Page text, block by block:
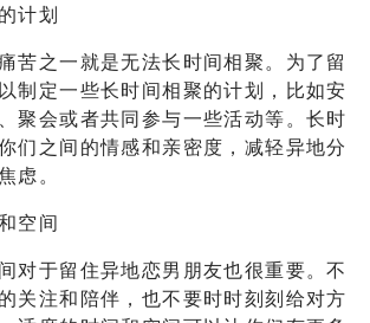
计划
苦之一就是无法长时间相聚。为了留
制定一些长时间相聚的计划，比如安
聚会或者共同参与一些活动等。长时
们之间的情感和亲密度，减轻异地分
虑。
空间
对于留住异地恋男朋友也很重要。不
关注和陪伴，也不要时时刻刻给对方